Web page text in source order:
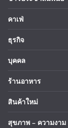
คาเฟ่
ธุรกิจ
บุคคล
ร้านอาหาร
สินค้าใหม่
สุขภาพ – ความงาม